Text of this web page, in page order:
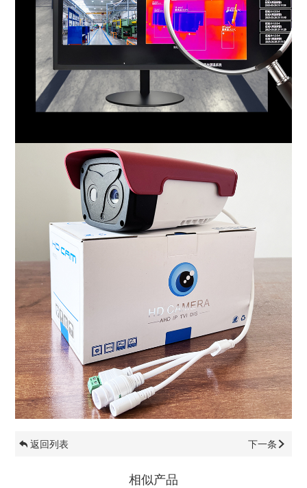
返回列表 下一条
相似产品